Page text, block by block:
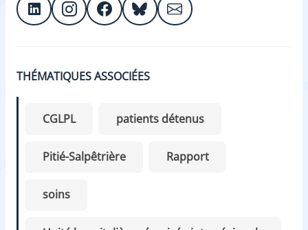
THÉMATIQUES ASSOCIÉES
CGLPL patients détenus
Pitié-Salpêtrière Rapport
soins